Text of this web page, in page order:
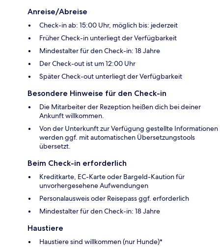
Anreise/Abreise
Check-in ab: 15:00 Uhr, möglich bis: jederzeit
Früher Check-in unterliegt der Verfügbarkeit
Mindestalter für den Check-in: 18 Jahre
Der Check-out ist um 12:00 Uhr
Später Check-out unterliegt der Verfügbarkeit
Besondere Hinweise für den Check-in
Die Mitarbeiter der Rezeption heißen dich bei deiner
Ankunft willkommen.
Von der Unterkunft zur Verfügung gestellte Informationen
werden ggf. mit automatischen Übersetzungstools
übersetzt.
Beim Check-in erforderlich
Kreditkarte, EC-Karte oder Bargeld-Kaution für
unvorhergesehene Aufwendungen
Personalausweis oder Reisepass ggf. erforderlich
Mindestalter für den Check-in: 18 Jahre
Haustiere
Haustiere sind willkommen (nur Hunde)*